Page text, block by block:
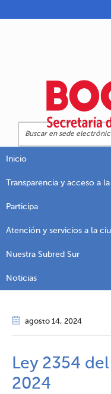
Inicio
Transparencia y acceso a
Participa
Atención y servicios a la
Nuestra Subred Sur
Noticias
agosto 14, 2024
Ley 2354
2024